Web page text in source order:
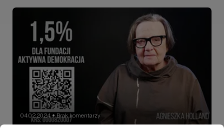
04.02.2024 ● Brak komentarzy